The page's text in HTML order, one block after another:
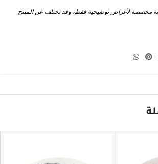
مخصصة لأغراض توضيحية فقط، وقد تختلف عن المنتج